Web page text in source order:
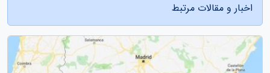
اخبار و مقالات مرتبط